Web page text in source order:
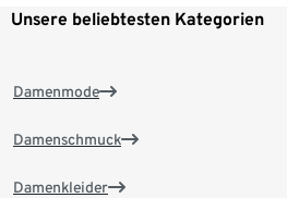
Unsere beliebtesten Kategorien
Damenmode
Damenschmuck
Damenkleider